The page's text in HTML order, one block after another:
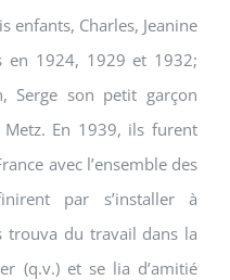
enfants, Charles, Jeanine
en 1924, 1929 et 1932;
Serge son petit garçon
En 1939, ils furent
avec l’ensemble des
par s’installer à
trouva du travail dans la
(q.v.) et se lia d’amitié